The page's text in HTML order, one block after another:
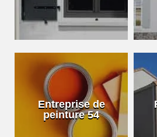
Entreprise de
peinture 54